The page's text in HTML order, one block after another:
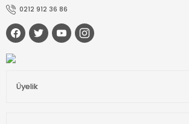
0212 912 36 86
Üyelik